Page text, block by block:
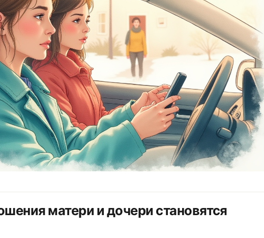
матери и дочери становятся